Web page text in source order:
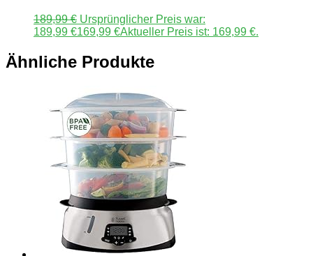
189,99€ Ursprünglicher Preis war:
189,99 €169,99 €Aktueller Preis ist: 169,99 €.
Ähnliche Produkte